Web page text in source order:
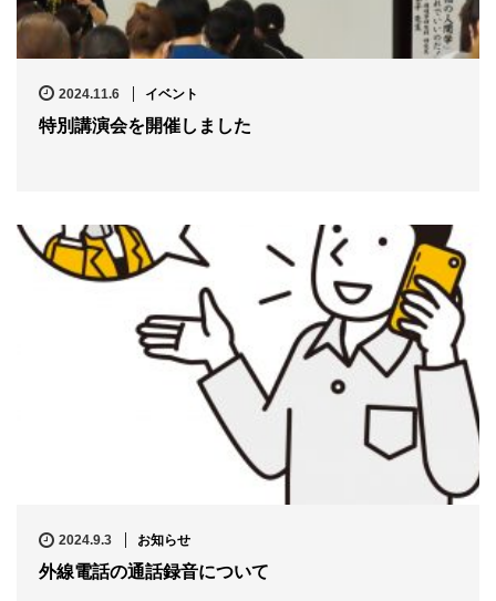
2024.11.6 イベント
特別講演会を開催しました
2024.9.3 お知らせ
外線電話の通話録音について